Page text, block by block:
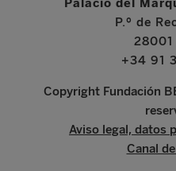
Palacio del
P.º de
28001
+34 91
Copyright Fundación
Aviso legal, datos
Canal